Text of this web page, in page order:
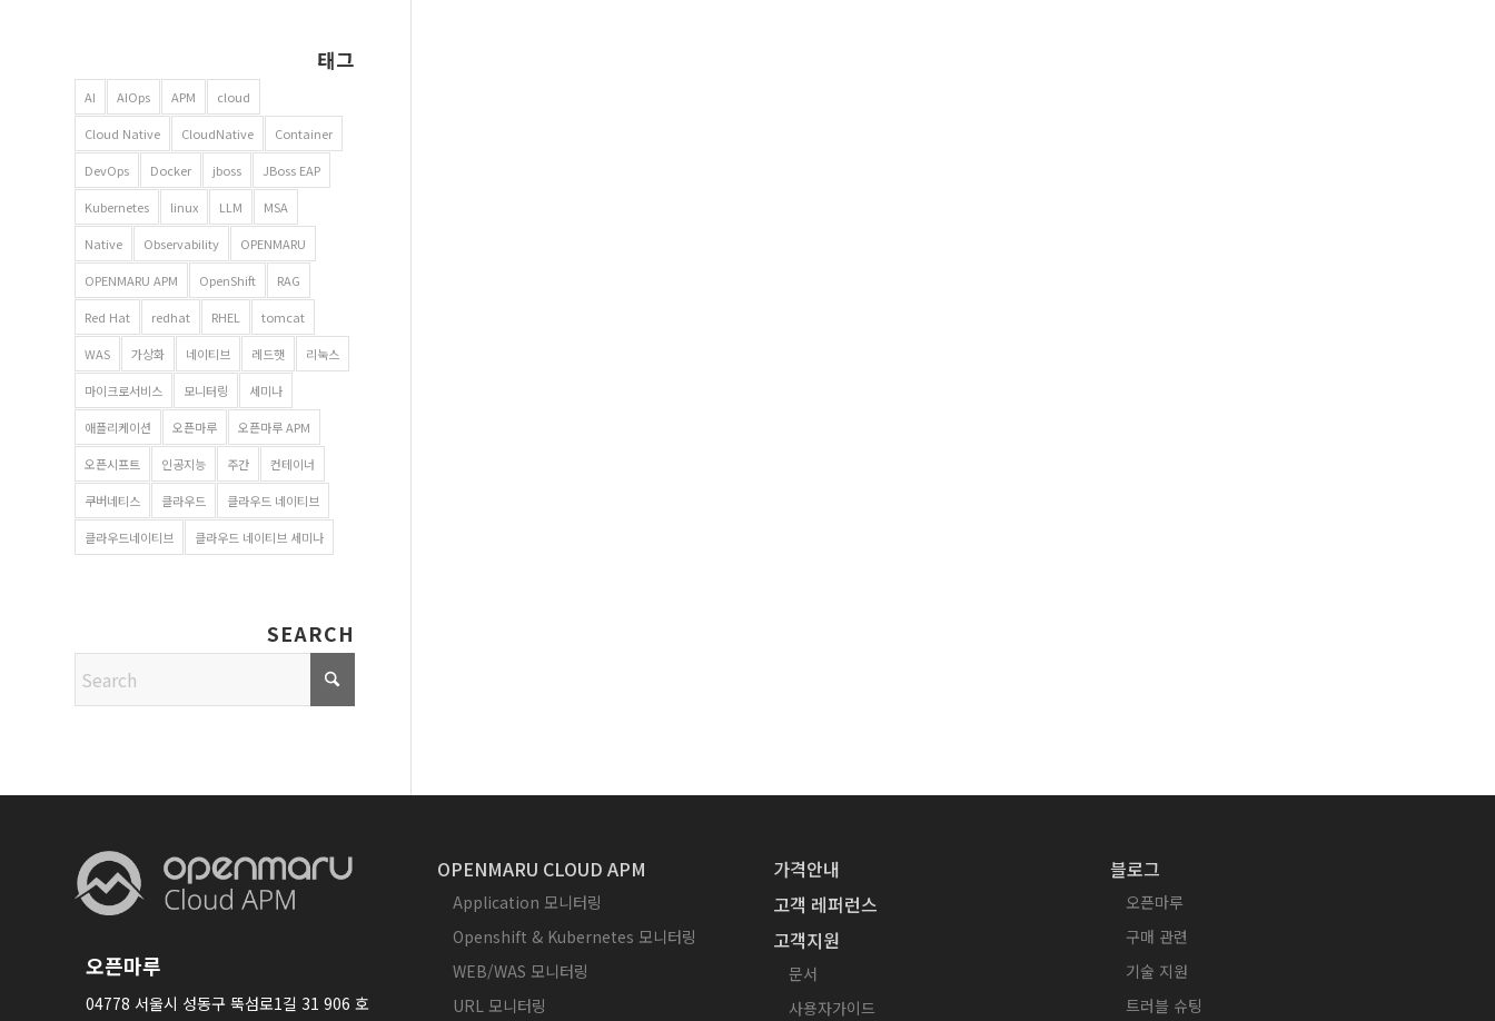
태그
AI AIOps APM cloud
Cloud Native CloudNative Container
DevOps Docker jboss JBoss EAP
Kubernetes linux LLM MSA
Native Observability OPENMARU
OPENMARU APM OpenShift RAG
Red Hat redhat RHEL tomcat
WAS 가상화 네이티브 레드햇 리눅스
마이크로서비스 모니터링 세미나
애플리케이션 오픈마루 오픈마루 APM
오픈시프트 인공지능 주간 컨테이너
쿠버네티스 클라우드 클라우드 네이티브
클라우드네이티브 클라우드 네이티브 세미나
SEARCH
오픈마루
04778 서울시 성동구 뚝섬로1길 31 906 호
OPENMARU CLOUD APM
Application 모니터링
Openshift & Kubernetes 모니터링
WEB/WAS 모니터링
URL 모니터링
가격안내
고객 레퍼런스
고객지원
문서
사용자가이드
블로그
오픈마루
구매 관련
기술 지원
트러블 슈팅